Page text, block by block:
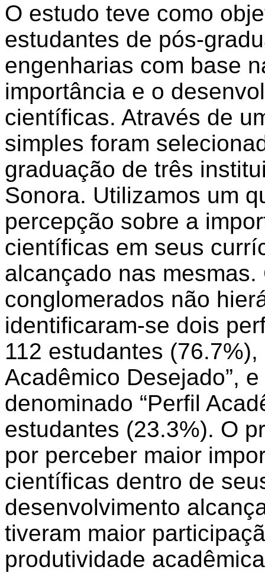
O estudo teve como
estudantes de pós-
engenharias com base
importância e o
científicas. Através de
simples foram
graduação de três
Sonora. Utilizamos um
percepção sobre a
científicas em seus
alcançado nas
conglomerados não
identificaram-se dois
112 estudantes
Acadêmico Desejado”,
denominado “Perfil
estudantes (23.3%). O
por perceber maior
científicas dentro de
desenvolvimento
tiveram maior
produtividade